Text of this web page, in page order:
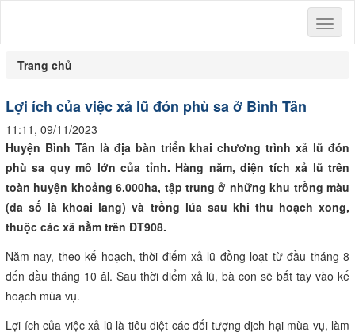
Trang chủ
Lợi ích của việc xả lũ đón phù sa ở Bình Tân
11:11, 09/11/2023
Huyện Bình Tân là địa bàn triển khai chương trình xả lũ đón
phù sa quy mô lớn của tỉnh. Hàng năm, diện tích xả lũ trên
toàn huyện khoảng 6.000ha, tập trung ở những khu trồng màu
(đa số là khoai lang) và trồng lúa sau khi thu hoạch xong,
thuộc các xã nằm trên ĐT908.
Năm nay, theo kế hoạch, thời điểm xả lũ đồng loạt từ đầu tháng 8
đến đầu tháng 10 âl. Sau thời điểm xả lũ, bà con sẽ bắt tay vào kế
hoạch mùa vụ.
Lợi ích của việc xả lũ là tiêu diệt các đối tượng dịch hại mùa vụ, làm